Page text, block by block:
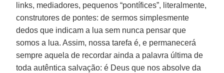
links, mediadores, pequenos “pontífices”, literalmente,
construtores de pontes: de sermos simplesmente
dedos que indicam a lua sem nunca pensar que
somos a lua. Assim, nossa tarefa é, e permanecerá
sempre aquela de recordar ainda a palavra última de
toda autêntica salvação: é Deus que nos absolve da